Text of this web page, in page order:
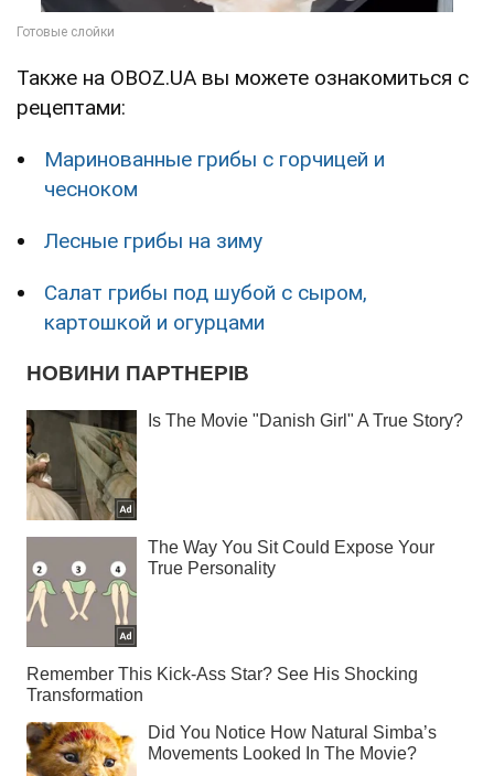
Также на OBOZ.UA вы можете ознакомиться с
рецептами:
Маринованные грибы с горчицей и
чесноком
Лесные грибы на зиму
Салат грибы под шубой с сыром,
картошкой и огурцами